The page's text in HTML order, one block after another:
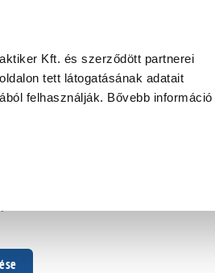
Kft. és szerződött partnerei
tett látogatásának adatait
felhasználják. Bővebb információ